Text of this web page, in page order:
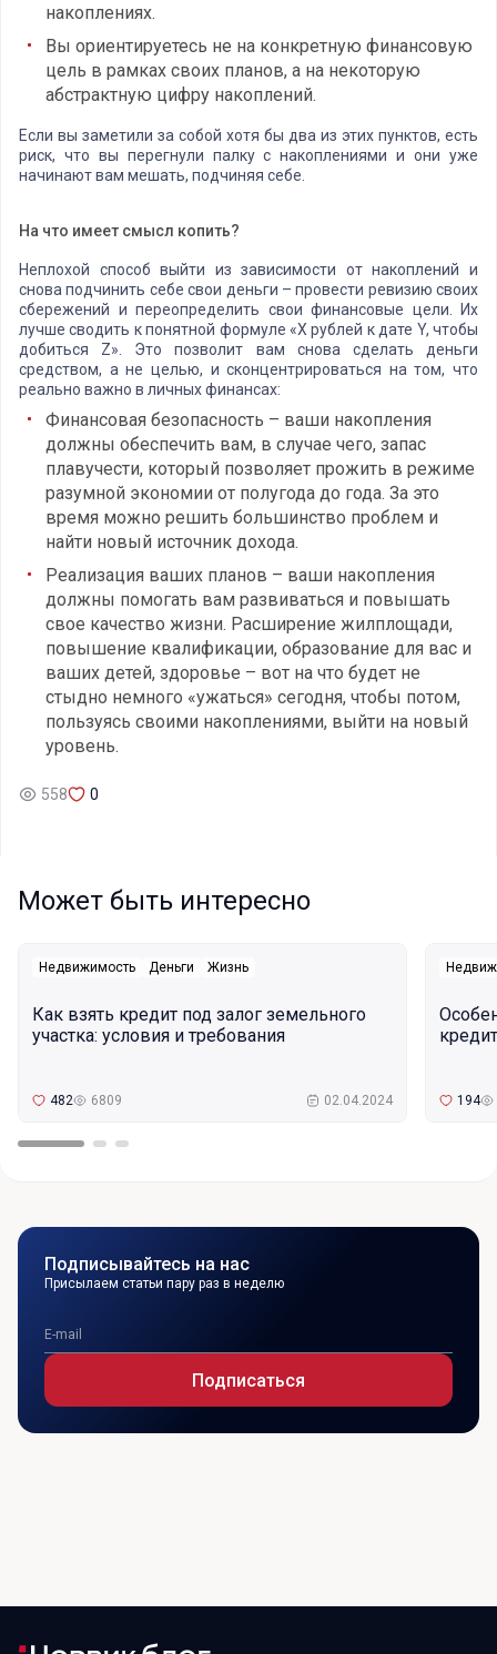
накоплениях.
Вы ориентируетесь не на конкретную финансовую
цель в рамках своих планов, а на некоторую
абстрактную цифру накоплений.
Если вы заметили за собой хотя бы два из этих пунктов, есть
риск, что вы перегнули палку с накоплениями и они уже
начинают вам мешать, подчиняя себе.
На что имеет смысл копить?
Неплохой способ выйти из зависимости от накоплений и
снова подчинить себе свои деньги – провести ревизию своих
сбережений и переопределить свои финансовые цели. Их
лучше сводить к понятной формуле «Х рублей к дате Y, чтобы
добиться Z». Это позволит вам снова сделать деньги
средством, а не целью, и сконцентрироваться на том, что
реально важно в личных финансах:
Финансовая безопасность – ваши накопления
должны обеспечить вам, в случае чего, запас
плавучести, который позволяет прожить в режиме
разумной экономии от полугода до года. За это
время можно решить большинство проблем и
найти новый источник дохода.
Реализация ваших планов – ваши накопления
должны помогать вам развиваться и повышать
свое качество жизни. Расширение жилплощади,
повышение квалификации, образование для вас и
ваших детей, здоровье – вот на что будет не
стыдно немного «ужаться» сегодня, чтобы потом,
пользуясь своими накоплениями, выйти на новый
уровень.
558 0
Может быть интересно
Недвижимость Деньги Жизнь
Как взять кредит под залог земельного
участка: условия и требования
482 6809 02.04.2024 194
Подписывайтесь на нас
Присылаем статьи пару раз в неделю
Подписаться